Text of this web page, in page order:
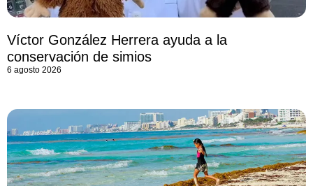
Víctor González Herrera ayuda a la
conservación de simios
6 agosto 2026